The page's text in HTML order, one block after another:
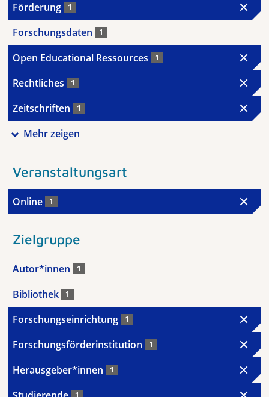
Förderung 1
Forschungsdaten 1
Open Educational Ressources 1
Rechtliches 1
Zeitschriften 1
Mehr zeigen
Veranstaltungsart
Online 1
Zielgruppe
Autor*innen 1
Bibliothek 1
Forschungseinrichtung 1
Forschungsförderinstitution 1
Herausgeber*innen 1
1